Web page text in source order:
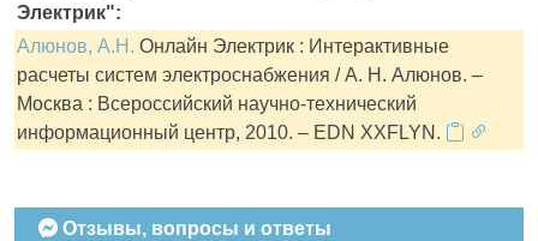
Электрик":
Алюнов, А.Н. Онлайн Электрик : Интерактивные
расчеты систем электроснабжения / А. Н. Алюнов. –
Москва : Всероссийский научно-технический
информационный центр, 2010. – EDN XXFLYN.
Отзывы, вопросы и ответы